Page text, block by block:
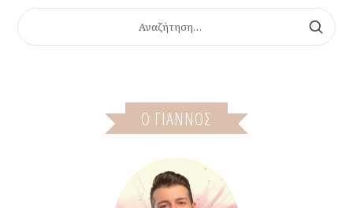
ΑΝΑΖΉΤΗΣΗ
Ο ΓΙΆΝΝΟΣ